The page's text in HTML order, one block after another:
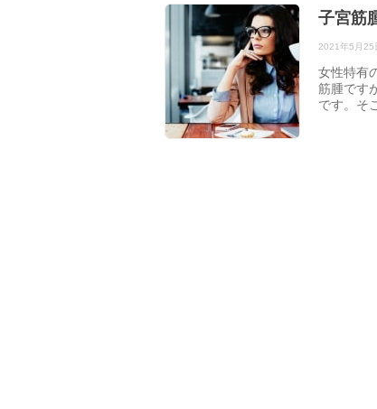
子宮筋
2021年5月25
女性特有
筋腫です
です。そ